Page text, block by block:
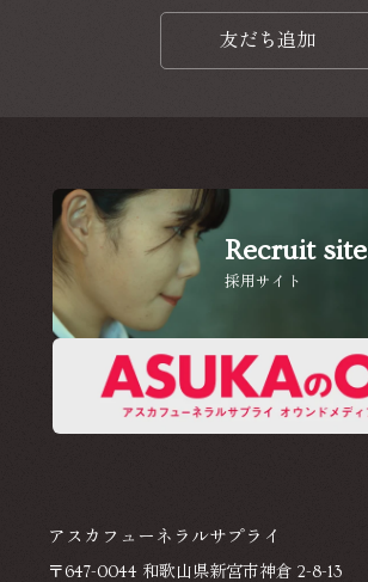
友だち追加
アスカフューネラルサプライ
〒647-0044 和歌山県新宮市神倉 2-8-13
採用サイト
Recruit site